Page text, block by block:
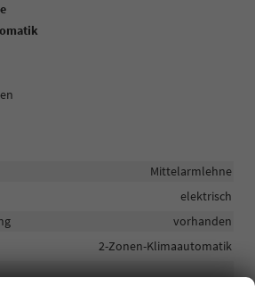
Mittelarmlehne
elektrisch
vorhanden
2-Zonen-Klimaautomatik